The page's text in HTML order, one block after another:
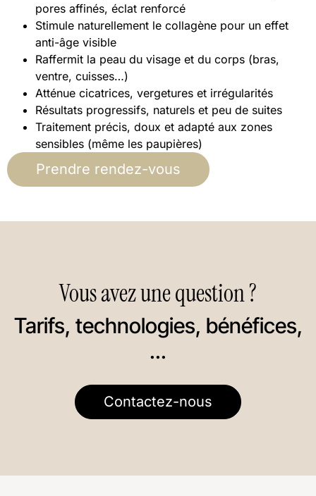
pores affinés, éclat renforcé
Stimule naturellement le collagène pour un effet
anti-âge visible
Raffermit la peau du visage et du corps (bras,
ventre, cuisses…)
Atténue cicatrices, vergetures et irrégularités
Résultats progressifs, naturels et peu de suites
Traitement précis, doux et adapté aux zones
sensibles (même les paupières)
Prendre rendez-vous
Vous avez une question ?
Tarifs, technologies, bénéfices,
...
Contactez-nous